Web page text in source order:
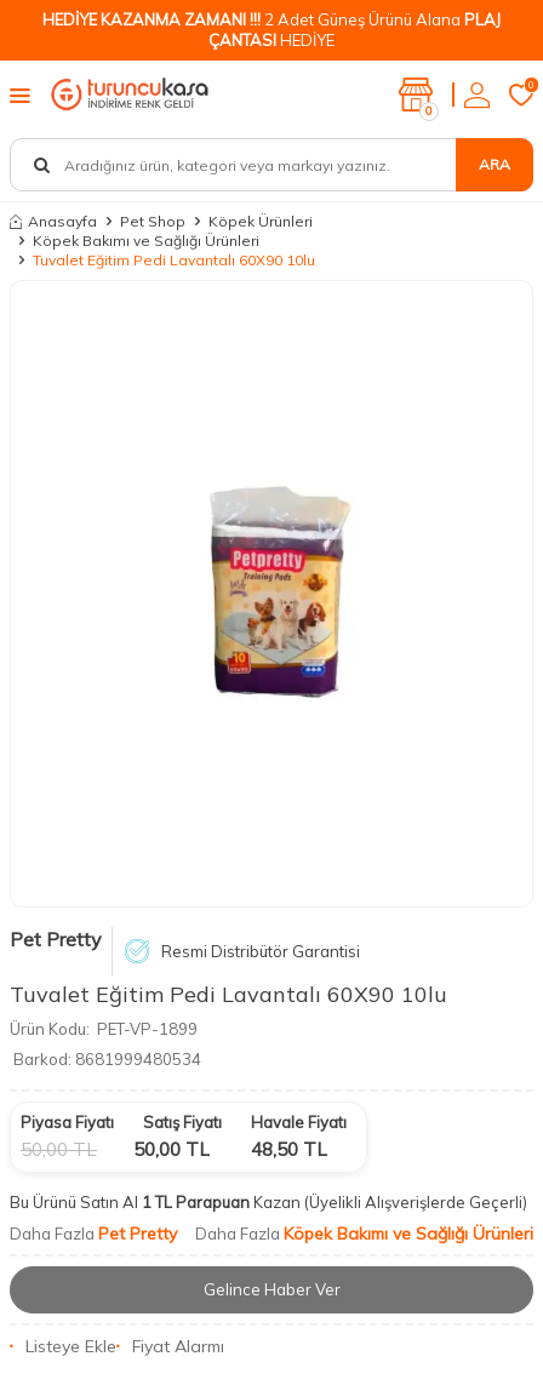
HEDİYE KAZANMA ZAMANI !!! 2 Adet Güneş Ürünü Alana PLAJ
ÇANTASIHEDİYE
ARA
0
0
Anasayfa Pet Shop
Köpek Ürünleri
Köpek Bakımı ve Sağlığı Ürünleri
Tuvalet Eğitim Pedi Lavantalı 60X90 10lu
Pet Pretty Resmi Distribütör Garantisi
Tuvalet Eğitim Pedi Lavantalı 60X90 10lu
Ürün Kodu: PET-VP-1899
Barkod: 8681999480534
Piyasa Fiyatı
50,00TL
Satış Fiyatı
50,00 TL
Havale Fiyatı
48,50 TL
Bu Ürünü Satın Al 1 TL ParapuanKazan (Üyelikli Alışverişlerde Geçerli)
Daha Fazla Pet Pretty Daha Fazla Köpek Bakımı ve Sağlığı Ürünleri
Gelince Haber Ver
Listeye Ekle Fiyat Alarmı